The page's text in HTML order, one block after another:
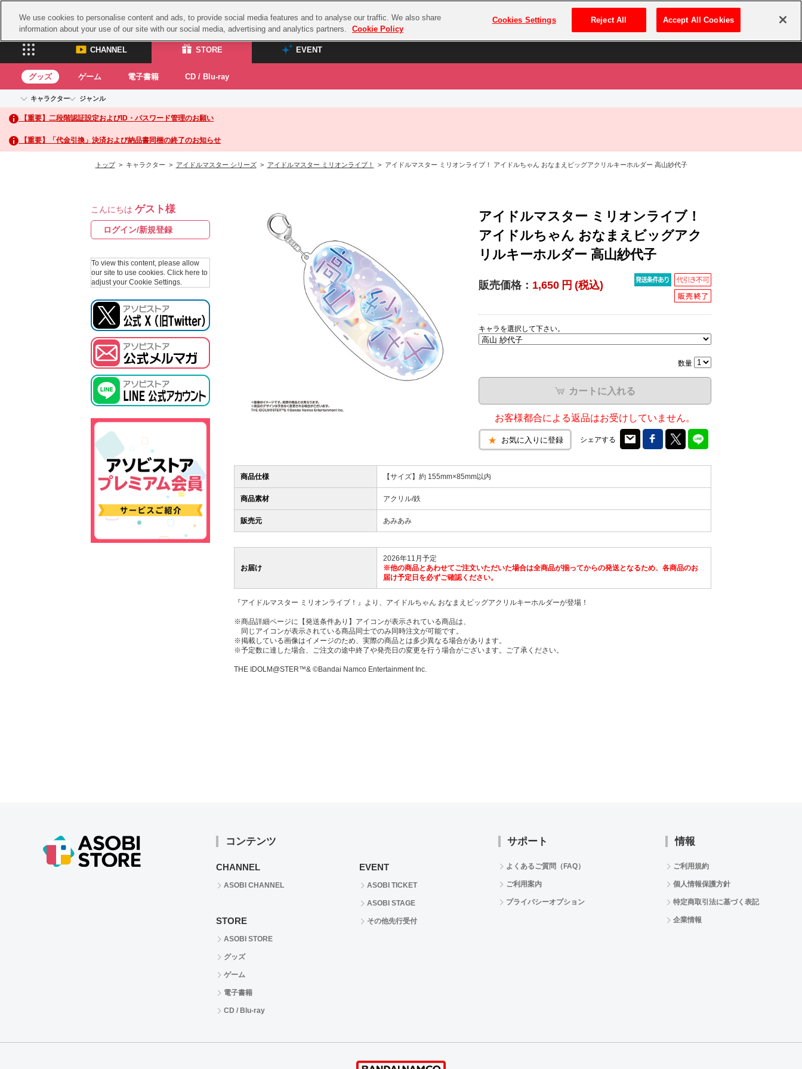
プレミアム会員とは ログイン・新規登録
CHANNEL STORE EVENT
CHANNEL
ASOBI CHANNEL TOP
STORE
ASOBI STORE TOP
グッズ
EVENT
ASOBI STAGE
グッズ ゲーム 電子書籍 CD / Blu-ray
キャラクター
アイドルマスターシリーズ
アイドルマスター
アイドルマスター シンデレラガールズ
アイドルマスター ミリオンライブ！
プロジェクトアイマス ヴイアライヴ
テイルズ オブ シリーズ
ガンダムシリーズ
ドラゴンボール
ラブライブ！サンシャイン‼
ラブライブ！虹ヶ咲学園スクールアイドル同好会
ジャンル
イベントグッズ
トイ・ホビー
【重要】二段階認証設定およびID・パスワード管理のお願い
【重要】「代金引換」決済および納品書同梱の終了のお知らせ
トップ> キャラクター > アイドルマスター シリーズ> アイドルマスター ミリオンライブ！ > アイドルマスター ミリオンライブ！ アイドルちゃん おなまえビッグアクリルキーホルダー 高山紗代子
こんにちは ゲスト様
ログイン/新規登録
To view this content, please allow
our site to use cookies. Click here to
adjust your Cookie Settings.
アイドルマスター ミリオンライブ！
アイドルちゃん おなまえビッグアク
リルキーホルダー 高山紗代子
販売価格： 1,650 円 (税込)
キャラを選択して下さい。
数量
カートに入れる
お客様都合による返品はお受けしていません。
お気に入りに登録 シェアする
商品仕様 【サイズ】約 155mm×85mm以内
商品素材 アクリル/鉄
販売元 あみあみ
お届け
2026年11月予定
※他の商品とあわせてご注文いただいた場合は全商品が揃ってからの発送となるため、各商品のお
届け予定日を必ずご確認ください。
『アイドルマスター ミリオンライブ！』より、アイドルちゃん おなまえビッグアクリルキーホルダーが登場！
※商品詳細ページに【発送条件あり】アイコンが表示されている商品は、
同じアイコンが表示されている商品同士でのみ同時注文が可能です。
※掲載している画像はイメージのため、実際の商品とは多少異なる場合があります。
※予定数に達した場合、ご注文の途中終了や発売日の変更を行う場合がございます。ご了承ください。
THE IDOLM@STER™& ©Bandai Namco Entertainment Inc.
コンテンツ
CHANNEL
ASOBI CHANNEL
STORE
ASOBI STORE
グッズ
ゲーム
電子書籍
CD / Blu-ray
EVENT
ASOBI TICKET
ASOBI STAGE
その他先行受付
サポート
よくあるご質問（FAQ）
ご利用案内
プライバシーオプション
情報
ご利用規約
個人情報保護方針
特定商取引法に基づく表記
企業情報
We use cookies to personalise content and ads, to provide social media features and to analyse our traffic. We also share
information about your use of our site with our social media, advertising and analytics partners.
Cookie Policy
Cookies Settings Reject All Accept All Cookies